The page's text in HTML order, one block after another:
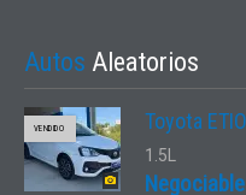
Autos Aleatorios
VENDIDO
1.5L
Negociable